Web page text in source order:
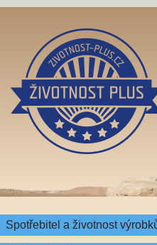
Spotřebitel a životnost